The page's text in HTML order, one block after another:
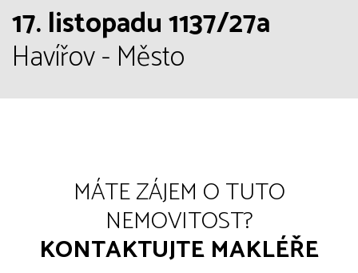
17. listopadu 1137/27a
Havířov - Město
MÁTE ZÁJEM O TUTO
NEMOVITOST?
KONTAKTUJTE MAKLÉŘE